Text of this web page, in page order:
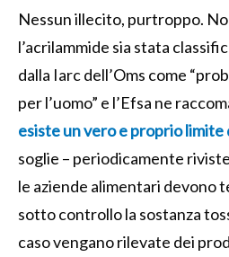
Nessun illecito, purtroppo.
l’acrilammide sia stata
dalla Iarc dell’Oms come
per l’uomo” e l’Efsa ne
esiste un vero e proprio limite
soglie – periodicamente
le aziende alimentari devono
sotto controllo la sostanza
caso vengano rilevate dei